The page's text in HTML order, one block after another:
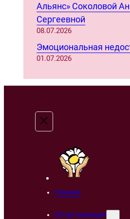
Альянс» Соколовой
Сергеевной
08.07.2026
Эмоциональная
01.07.2026
Главная
Об организации